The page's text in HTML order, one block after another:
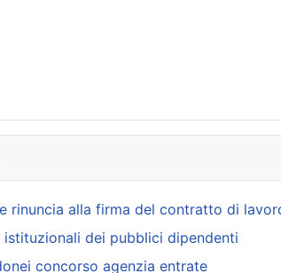
rinuncia alla firma del contratto di
dei pubblici dipendenti
concorso agenzia entrate